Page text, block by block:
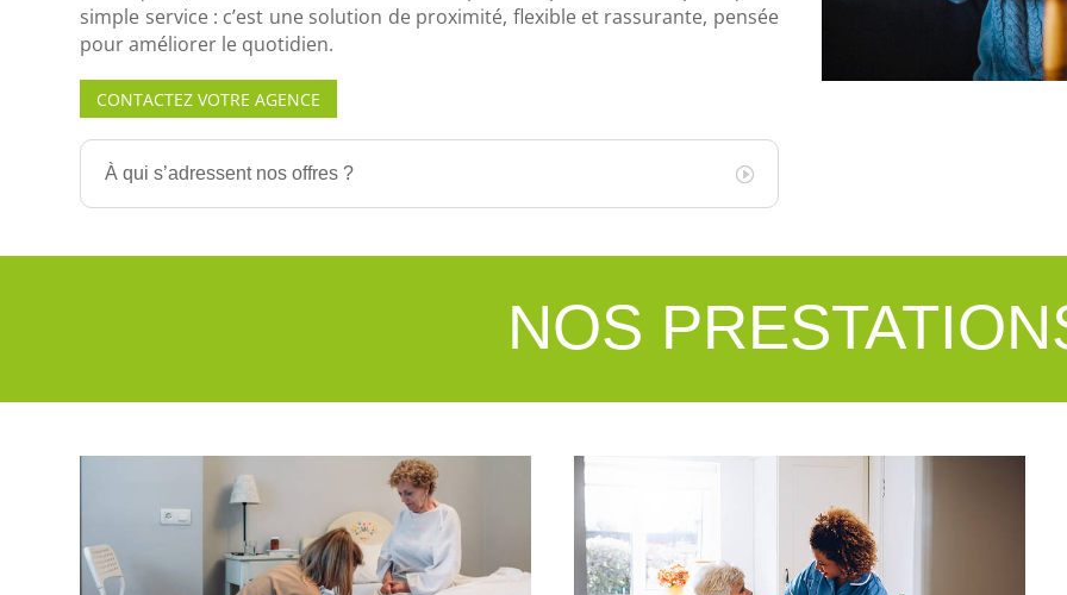
simple service : c’est une solution de proximité, flexible et rassurante, pensée
pour améliorer le quotidien.
CONTACTEZ VOTRE AGENCE
À qui s’adressent nos offres ?
NOS